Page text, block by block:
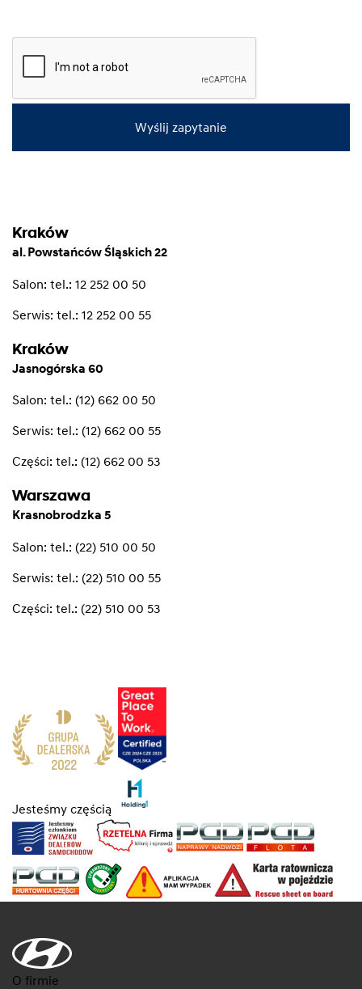
Wyślij zapytanie
Kraków
al. Powstańców Śląskich 22
Salon: tel.: 12 252 00 50
Serwis: tel.: 12 252 00 55
Kraków
Jasnogórska 60
Salon: tel.: (12) 662 00 50
Serwis: tel.: (12) 662 00 55
Części: tel.: (12) 662 00 53
Warszawa
Krasnobrodzka 5
Salon: tel.: (22) 510 00 50
Serwis: tel.: (22) 510 00 55
Części: tel.: (22) 510 00 53
Jesteśmy częścią
O firmie